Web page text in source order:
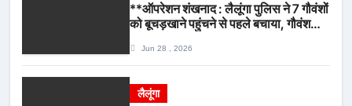
**ऑपरेशन शंखनाद : लैलूंगा पुलिस ने 7 गौवंशों
को बूचड़खाने पहुंचने से पहले बचाया, गौवंश
Jun 28 , 2026
लैलूंगा